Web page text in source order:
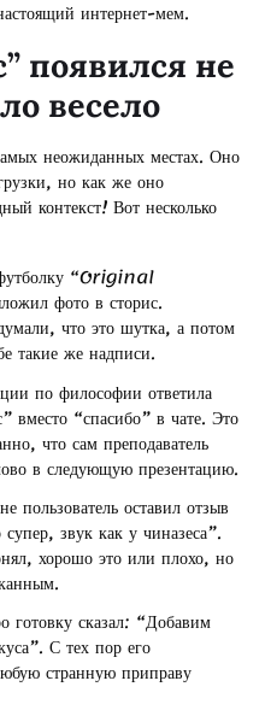
интернет-мем.
появился не
весело
неожиданных местах. Оно
но как же оно
контекст! Вот несколько
“Original
фото в сторис.
что это шутка, а потом
такие же надписи.
по философии ответила
вместо “спасибо” в чате. Это
что сам преподаватель
в следующую презентацию.
пользователь оставил отзыв
звук как у чиназеса”.
хорошо это или плохо, но
готовку сказал: “Добавим
С тех пор его
странную приправу